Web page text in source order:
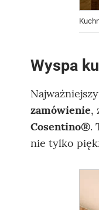
Wyspa
zamówienie,
Cosentino®.
nie tylko